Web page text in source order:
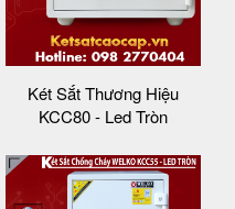
Két Sắt Thương Hiệu
KCC80 - Led Tròn